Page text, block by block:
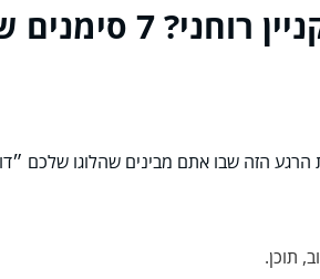
שאומרים ״עכשיו״
הרגע הזה שבו אתם מבינים שהלוגו שלכם